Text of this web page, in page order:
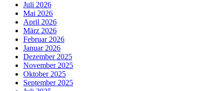
Juli 2026
Mai 2026
April 2026
März 2026
Februar 2026
Januar 2026
Dezember 2025
November 2025
Oktober 2025
September 2025